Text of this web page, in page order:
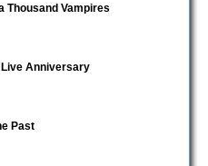
Thousand Vampires
Live Anniversary
Past